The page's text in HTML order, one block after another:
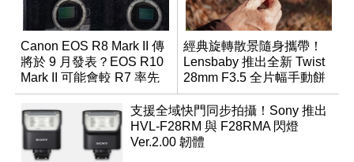
Canon EOS R8 Mark II 傳
將於 9 月發表？EOS R10
Mark II 可能會較 R7 率先
推出
經典旋轉散景隨身攜帶！
Lensbaby 推出全新 Twist
28mm F3.5 全片幅手動餅
乾鏡
支援全域快門同步拍攝！Sony 推出
HVL-F28RM 與 F28RMA 閃燈
Ver.2.00 韌體